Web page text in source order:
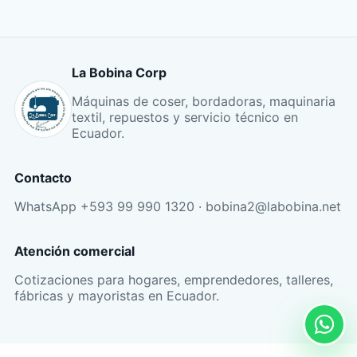
La Bobina Corp
Máquinas de coser, bordadoras, maquinaria
textil, repuestos y servicio técnico en
Ecuador.
Contacto
WhatsApp +593 99 990 1320 · bobina2@labobina.net
Atención comercial
Cotizaciones para hogares, emprendedores, talleres,
fábricas y mayoristas en Ecuador.